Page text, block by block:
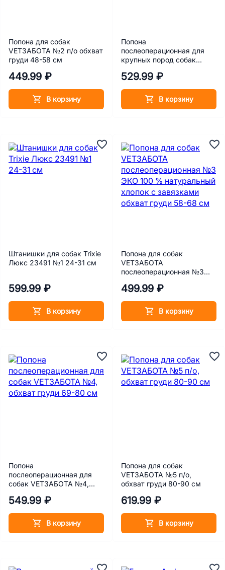
Попона для собак
VETЗАБОТА №2 п/о обхват
груди 48-58 см
449.99 ₽
В корзину
Попона
послеоперационная для
крупных пород собак
груди 104-106 см
529.99 ₽
В корзину
Штанишки для собак Trixie
Люкс 23491 №1 24-31 см
599.99 ₽
В корзину
Попона для собак
VETЗАБОТА
послеоперационная №3
хлопок с завязками обхват
499.99 ₽
В корзину
Попона
послеоперационная для
собак VETЗАБОТА №4,
549.99 ₽
В корзину
Попона для собак
VETЗАБОТА №5 п/о,
обхват груди 80-90 см
619.99 ₽
В корзину